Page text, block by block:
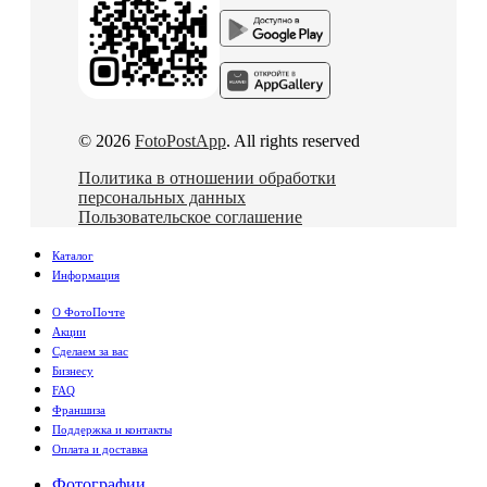
© 2026 FotoPostApp. All rights reserved
Политика в отношении обработки
персональных данных
Пользовательское соглашение
Каталог
Информация
О ФотоПочте
Акции
Сделаем за вас
Бизнесу
FAQ
Франшиза
Поддержка и контакты
Оплата и доставка